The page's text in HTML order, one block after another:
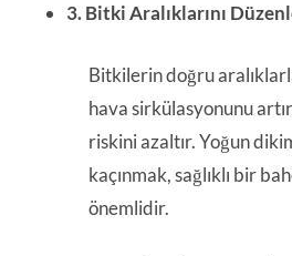
3. Bitki Aralıklarını
Bitkilerin doğru
hava sirkülasyonunu
riskini azaltır. Yoğun
kaçınmak, sağlıklı bir
önemlidir.